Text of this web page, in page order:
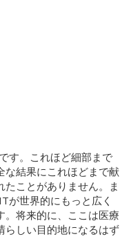
す。これほど細部まで
な結果にこれほどまで献
ことがありません。ま
が世界的にもっと広く
。将来的に、ここは医療
らしい目的地になるはず